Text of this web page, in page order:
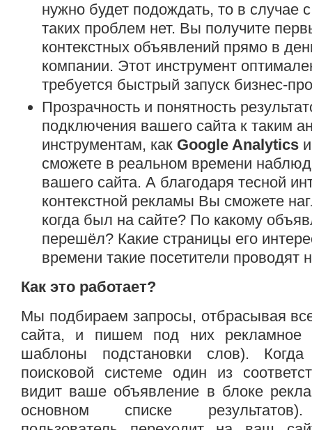
нужно будет подождать, то в случае
таких проблем нет. Вы получите
контекстных объявлений прямо в
компании. Этот инструмент
требуется быстрый запуск бизнес-
Прозрачность и понятность
подключения вашего сайта к таким
инструментам, как Google Analytics
сможете в реальном времени
вашего сайта. А благодаря тесной
контекстной рекламы Вы сможете
когда был на сайте? По какому
перешёл? Какие страницы его
времени такие посетители проводят
Как это работает?
Мы подбираем запросы, отбрасывая
сайта, и пишем под них рекламное
шаблоны подстановки слов).
поисковой системе один из
видит ваше объявление в блоке
основном списке результатов).